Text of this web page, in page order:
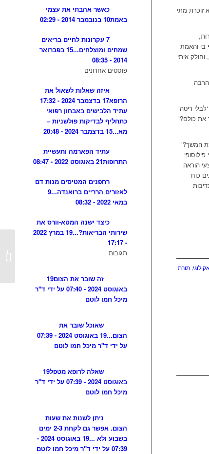
זוכרת מתי
בי והאמת
איתי
ריטה’
את כולם?’
המשך?’
הוראה
כוח
,תורת
כאשר אהבתי את עצמי
באמת10 בנובמבר 2014 - 02:29
7 עקרונות לחיים בריאים
שמחים ומוצלחים...
15 בפברואר
2014 - 08:35
פוסטים אחרונים
איזה שאלות לשאול את
הרופא17 בדצמבר 2024 - 17:32
עתיד הלבישים באבחון רפואי
כתחליף לבדיקות פולשניות –
מא...15 בדצמבר 2024 - 20:48
עתיד הפארמה ותעשיית
התרופות21 באוגוסט 2022 - 08:47
רחפנים המטיסים מנות דם
לאזורים הרריים ברואנדה...9
במאי 2022 - 08:32
כיצד ישנה המטא-וורס את
שירותי הבריאות?...
19 במרץ 2022
- 17:17
תגובות
זה שובר את הצום19
באוגוסט 2024 - 07:40 על ידי ד"ר
מיכל חמו לוטם
שאוכל שובר את
הצום...
19 באוגוסט 2024 - 07:39
על ידי ד"ר מיכל חמו לוטם
שאלה לרופא מטפל19
באוגוסט 2024 - 07:39 על ידי ד"ר
מיכל חמו לוטם
ניתן לשנות את שעות
הצום. אפשר גם לקחת 2-3 ימים
בשבוע ולא ...
19 באוגוסט 2024 -
07:39 על ידי ד"ר מיכל חמו לוטם